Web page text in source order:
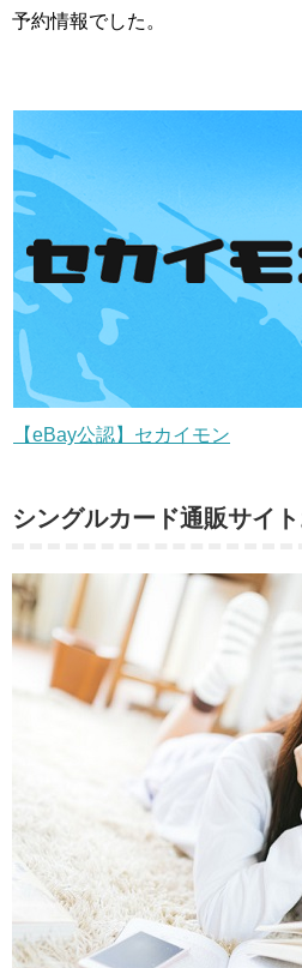
予約情報でした。
【eBay公認】セカイモン
シングルカード通販サイ